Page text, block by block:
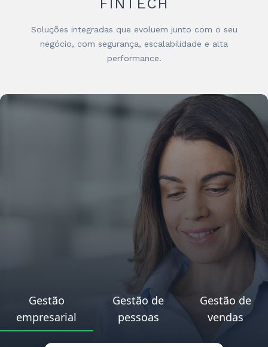
FINTECH
Soluções integradas que evoluem junto com o seu
negócio, com segurança, escalabilidade e alta
performance.
Gestão
empresarial
Gestão de
pessoas
Gestão de
vendas